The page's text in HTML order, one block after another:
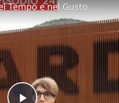
Tempo e nel Gusto